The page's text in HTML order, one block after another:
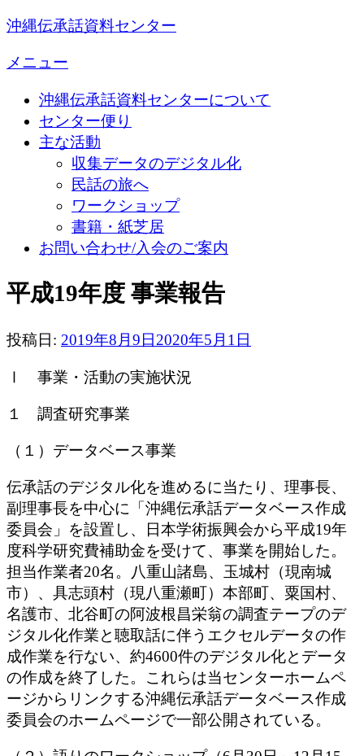
コ
テ
沖縄伝承話資料センター
メニュー
沖縄伝承話資料センターについて
センター便り
主な活動
収集データのデジタル化
民話の旅へ
ワークショップ
書籍・紙芝居
お問い合わせ/入会のご案内
平成19年度 事業報告
投稿日: 2019年8月9日2020年5月1日
Ⅰ 事業・活動の実施状況
１ 調査研究事業
（１）データベース事業
伝承話のデジタル化を進めるに当たり、理事長、
副理事長を中心に「沖縄伝承話データベース作成
委員会」を設置し、日本学術振興会から平成19年
度科学研究費補助金を受けて、事業を開始した。
担当作業者20名。八重山諸島、玉城村（現南城
市）、具志頭村（現八重瀬町）本部町、粟国村、
名護市、北谷町の阿波根昌栄翁の調査テープのデ
ジタル化作業と聴取話に伴うエクセルデータの作
成作業を行ない、約4600件のデジタル化とデータ
の作成を終了した。これらは当センターホームペ
ージからリンクする沖縄伝承話データベース作成
委員会のホームページで一部公開されている。